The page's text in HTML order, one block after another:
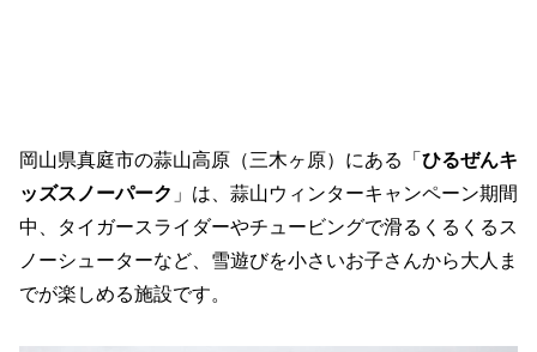
岡山県真庭市の蒜山高原（三木ヶ原）にある「 ひるぜんキ
ッズスノーパーク 」は、蒜山ウィンターキャンペーン期間
中、タイガースライダーやチュービングで滑るくるくるス
ノーシューターなど、雪遊びを小さいお子さんから大人ま
でが楽しめる施設です。